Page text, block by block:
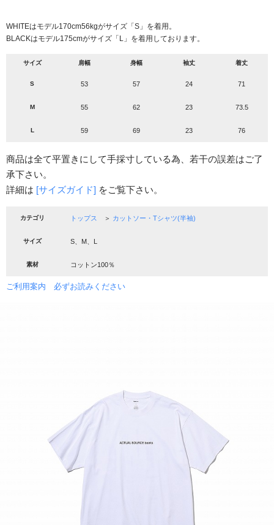
WHITEはモデル170cm56kgがサイズ「S」を着用。
BLACKはモデル175cmがサイズ「L」を着用しております。
サイズ 肩幅 身幅 袖丈 着丈
S 53 57 24 71
M 55 62 23 73.5
L 59 69 23 76
商品は全て平置きにして手採寸している為、若干の誤差はご了
承下さい。
詳細は [サイズガイド] をご覧下さい。
カテゴリ トップス ＞ カットソー・Tシャツ(半袖)
サイズ S、M、L
素材 コットン100％
ご利用案内 必ずお読みください